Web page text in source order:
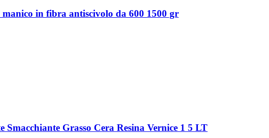
manico in fibra antiscivolo da 600 1500 gr
Smacchiante Grasso Cera Resina Vernice 1 5 LT